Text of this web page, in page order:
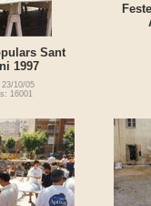
Sant
1997
10/05
16001